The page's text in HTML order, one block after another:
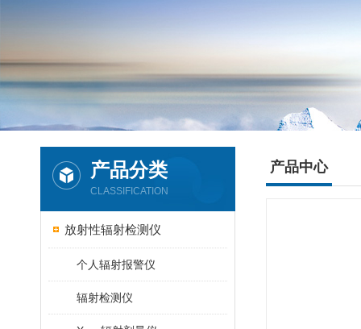
产品分类
CLASSIFICATION
放射性辐射检测仪
个人辐射报警仪
辐射检测仪
产品中心